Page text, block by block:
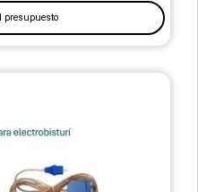
presupuesto